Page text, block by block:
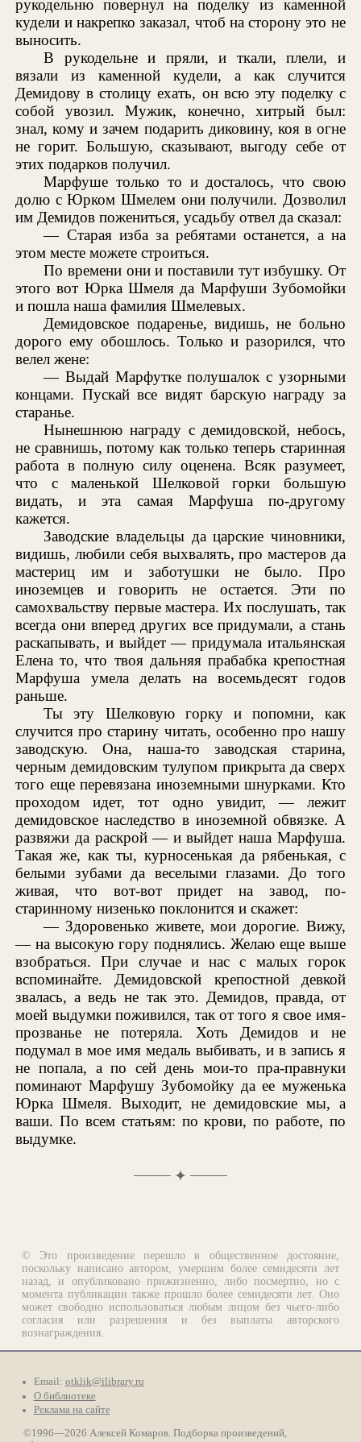
рукодельню повернул на поделку из каменной
кудели и накрепко заказал, чтоб на сторону это не
выносить.
В рукодельне и пряли, и ткали, плели, и
вязали из каменной кудели, а как случится
Демидову в столицу ехать, он всю эту поделку с
собой увозил. Мужик, конечно, хитрый был:
знал, кому и зачем подарить диковину, коя в огне
не горит. Большую, сказывают, выгоду себе от
этих подарков получил.
Марфуше только то и досталось, что свою
долю с Юрком Шмелем они получили. Дозволил
им Демидов пожениться, усадьбу отвел да сказал:
— Старая изба за ребятами останется, а на
этом месте можете строиться.
По времени они и поставили тут избушку. От
этого вот Юрка Шмеля да Марфуши Зубомойки
и пошла наша фамилия Шмелевых.
Демидовское подаренье, видишь, не больно
дорого ему обошлось. Только и разорился, что
велел жене:
— Выдай Марфутке полушалок с узорными
концами. Пускай все видят барскую награду за
старанье.
Нынешнюю награду с демидовской, небось,
не сравнишь, потому как только теперь старинная
работа в полную силу оценена. Всяк разумеет,
что с маленькой Шелковой горки большую
видать, и эта самая Марфуша по-другому
кажется.
Заводские владельцы да царские чиновники,
видишь, любили себя выхвалять, про мастеров да
мастериц им и заботушки не было. Про
иноземцев и говорить не остается. Эти по
самохвальству первые мастера. Их послушать, так
всегда они вперед других все придумали, а стань
раскапывать, и выйдет — придумала итальянская
Елена то, что твоя дальняя прабабка крепостная
Марфуша умела делать на восемьдесят годов
раньше.
Ты эту Шелковую горку и попомни, как
случится про старину читать, особенно про нашу
заводскую. Она, наша-то заводская старина,
черным демидовским тулупом прикрыта да сверх
того еще перевязана иноземными шнурками. Кто
проходом идет, тот одно увидит, — лежит
демидовское наследство в иноземной обвязке. А
развяжи да раскрой — и выйдет наша Марфуша.
Такая же, как ты, курносенькая да рябенькая, с
белыми зубами да веселыми глазами. До того
живая, что вот-вот придет на завод, по-
старинному низенько поклонится и скажет:
— Здоровенько живете, мои дорогие. Вижу,
— на высокую гору поднялись. Желаю еще выше
взобраться. При случае и нас с малых горок
вспоминайте. Демидовской крепостной девкой
звалась, а ведь не так это. Демидов, правда, от
моей выдумки поживился, так от того я свое имя-
прозванье не потеряла. Хоть Демидов и не
подумал в мое имя медаль выбивать, и в запись я
не попала, а по сей день мои-то пра-правнуки
поминают Марфушу Зубомойку да ее муженька
Юрка Шмеля. Выходит, не демидовские мы, а
ваши. По всем статьям: по крови, по работе, по
выдумке.
✦
© Это произведение перешло в общественное достояние,
поскольку написано автором, умершим более семидесяти лет
назад, и опубликовано прижизненно, либо посмертно, но с
момента публикации также прошло более семидесяти лет. Оно
может свободно использоваться любым лицом без чьего-либо
согласия или разрешения и без выплаты авторского
вознаграждения.
Email: otklik@ilibrary.ru
О библиотеке
Реклама на сайте
©1996—2026 Алексей Комаров. Подборка произведений,